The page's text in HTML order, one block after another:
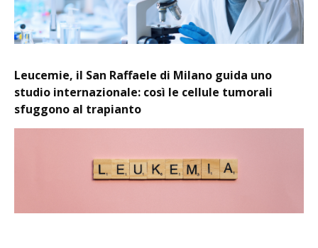
Leucemie, il San Raffaele di Milano guida uno
studio internazionale: così le cellule tumorali
sfuggono al trapianto